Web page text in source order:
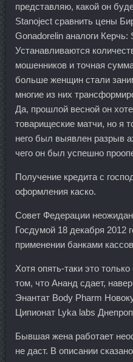
представляю, какой он
Stanoject сравнить цены
Gonadorelin аналоги Керчь:
Устанавливаются
мошенников и точная
больше женщин стали
многие из них
Да, прошлой весной он
товарищеские матчи, но я
него был выявлен разрыв
чего он был успешно
Получение кредита с
оформления каско.
Совет Федерации
Госдумой 18 декабря 2012
применении банками
Хотя опять-таки это
том, что Ананд сдает,
Энантат Body Pharm
Ципионат Lyka labs
Бывшая жена работает
не даст. В описании